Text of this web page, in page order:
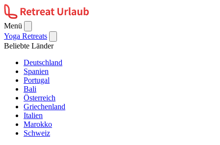
Menü
Yoga Retreats
Beliebte Länder
Deutschland
Spanien
Portugal
Bali
Österreich
Griechenland
Italien
Marokko
Schweiz